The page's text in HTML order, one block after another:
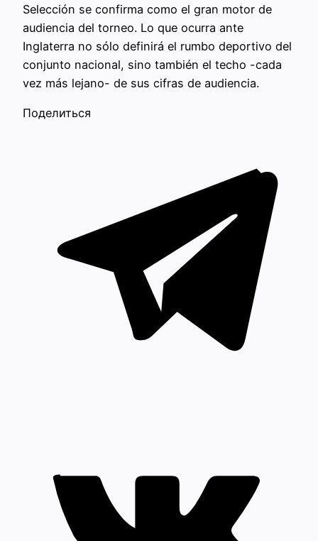
Selección se confirma como el gran motor de
audiencia del torneo. Lo que ocurra ante
Inglaterra no sólo definirá el rumbo deportivo del
conjunto nacional, sino también el techo -cada
vez más lejano- de sus cifras de audiencia.
Поделиться